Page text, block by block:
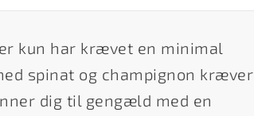
kun har krævet en minimal
spinat og champignon kræver
dig til gengæld med en